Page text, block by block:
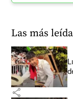
Las más
share